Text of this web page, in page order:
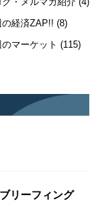
の経済ZAP!! (8)
マーケット (115)
リーフィング